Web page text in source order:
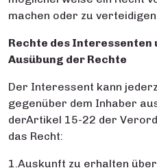
machen oder zu
Rechte des Interessenten
Ausübung der Rechte
Der Interessent kann
gegenüber dem Inhaber
derArtikel 15-22 der
das Recht:
1.Auskunft zu erhalten